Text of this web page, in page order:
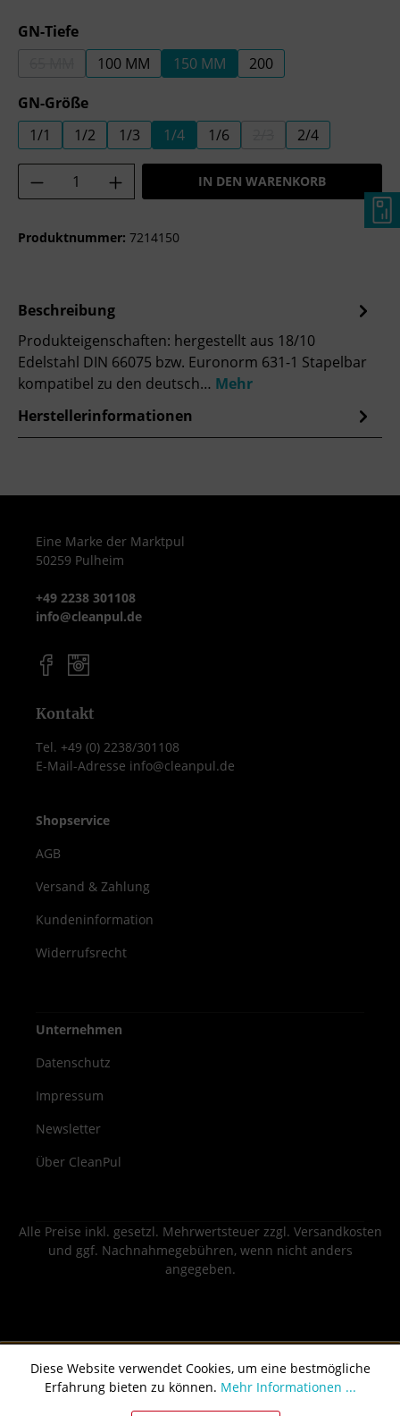
GN-Tiefeauswählen
(DIESE OPTION IST ZURZEIT NICHT VERFÜGBAR.)
100 MM 150 MM
200
GN-Größeauswählen
1/1
1/2 1/3 1/4 1/6 (DIESE OPTION IST
2/4
Produkt Anzahl: Gib den gewünschten
IN DEN WARENKORB
Produktnummer: 7214150
Beschreibung
Produkteigenschaften: hergestellt aus 18/10
Edelstahl DIN 66075 bzw. Euronorm 631-1 Stapelbar
kompatibel zu den deutsch… Mehr
Herstellerinformationen
Eine Marke der Marktpul
50259 Pulheim
+49 2238 301108
info@cleanpul.de
Kontakt
Tel. +49 (0) 2238/301108
E-Mail-Adresse info@cleanpul.de
Shopservice
AGB
Versand & Zahlung
Kundeninformation
Widerrufsrecht
Unternehmen
Datenschutz
Impressum
Newsletter
Über CleanPul
Alle Preise inkl. gesetzl. Mehrwertsteuer zzgl. Versandkosten
und ggf. Nachnahmegebühren, wenn nicht anders
angegeben.
Diese Website verwendet Cookies, um eine bestmögliche
Erfahrung bieten zu können. Mehr Informationen ...